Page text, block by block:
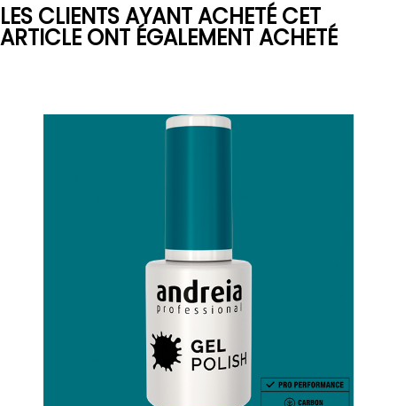
LES CLIENTS AYANT ACHETÉ CET
ARTICLE ONT ÉGALEMENT ACHETÉ